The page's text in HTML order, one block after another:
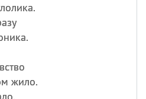
жило.
11.08
ИМЕНА